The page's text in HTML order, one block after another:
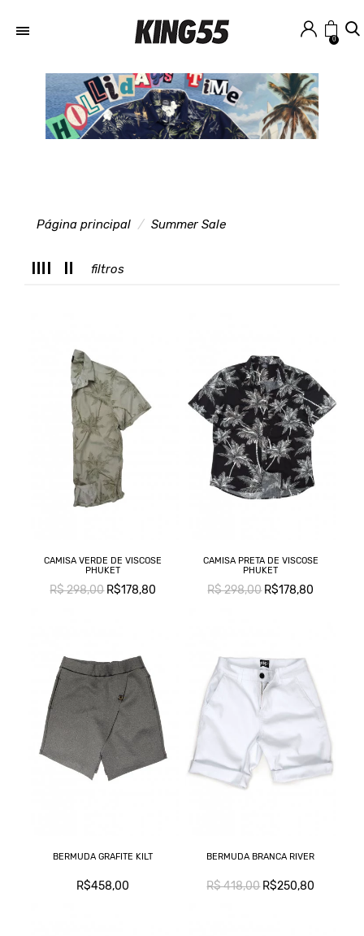
0
Página principal Summer Sale
filtros
CAMISA VERDE DE VISCOSE
PHUKET
R$ 298,00R$178,80
CAMISA PRETA DE VISCOSE
PHUKET
R$ 298,00R$178,80
BERMUDA GRAFITE KILT
R$458,00
BERMUDA BRANCA RIVER
R$ 418,00R$250,80